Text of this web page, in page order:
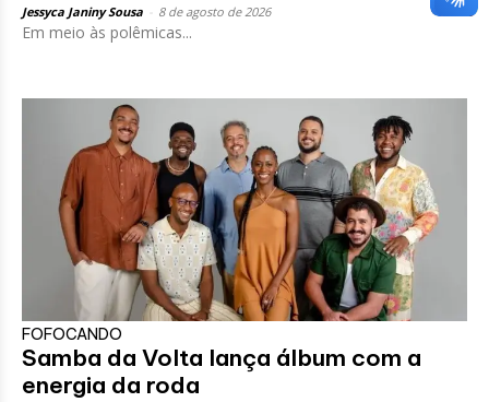
Jessyca Janiny Sousa 8 de agosto de 2026
Em meio às polêmicas...
FOFOCANDO
Samba da Volta lança álbum com a
energia da roda